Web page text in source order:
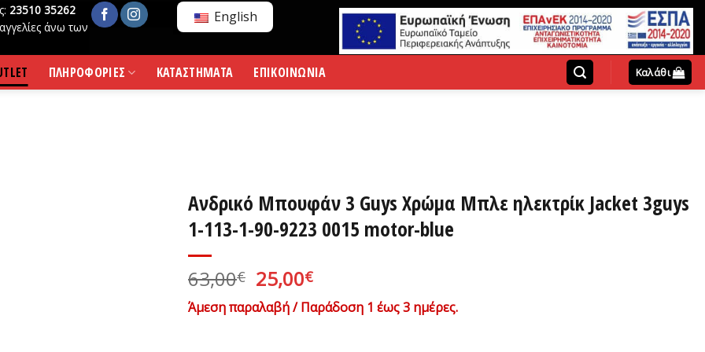
23510 35262
άνω των
English
ΠΛΗΡΟΦΟΡΙΕΣ ΚΑΤΑΣΤΗΜΑΤΑ ΕΠΙΚΟΙΝΩΝΙΑ Καλάθι
Ανδρικό Μπουφάν 3 Guys Χρώμα Μπλε ηλεκτρίκ Jacket 3guys
1-113-1-90-9223 0015 motor-blue
63,00€ Original
price
was:
25,00€Η
τρέχουσα
τιμή
Άμεση παραλαβή / Παράδοση 1 έως 3 ημέρες.